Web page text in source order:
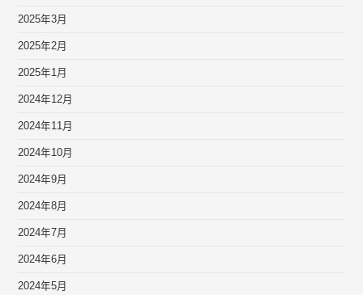
2025年3月
2025年2月
2025年1月
2024年12月
2024年11月
2024年10月
2024年9月
2024年8月
2024年7月
2024年6月
2024年5月